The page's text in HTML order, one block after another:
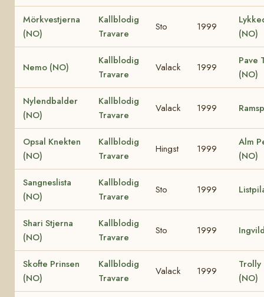
Mörkvestjerna
(NO)
Kallblodig
Travare
Sto 1999
(NO)
Nemo (NO)
Kallblodig
Travare
Valack 1999
Pave
(NO)
Nylendbalder
(NO)
Kallblodig
Travare
Valack 1999
Opsal Knekten
(NO)
Kallblodig
Travare
Hingst 1999
Alm
(NO)
Sangneslista
(NO)
Kallblodig
Travare
Sto 1999
Shari Stjerna
(NO)
Kallblodig
Travare
Sto 1999
Skofte Prinsen
(NO)
Kallblodig
Travare
Valack 1999
Trolly
(NO)